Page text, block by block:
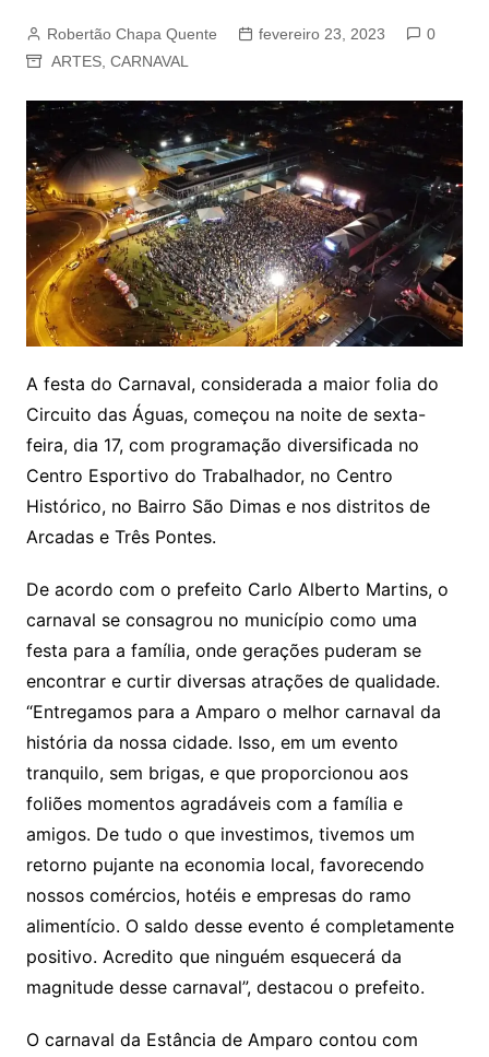
Robertão Chapa Quente fevereiro 23, 2023
0
ARTES, CARNAVAL
A festa do Carnaval, considerada a maior folia do
Circuito das Águas, começou na noite de sexta-
feira, dia 17, com programação diversificada no
Centro Esportivo do Trabalhador, no Centro
Histórico, no Bairro São Dimas e nos distritos de
Arcadas e Três Pontes.
De acordo com o prefeito Carlo Alberto Martins, o
carnaval se consagrou no município como uma
festa para a família, onde gerações puderam se
encontrar e curtir diversas atrações de qualidade.
“Entregamos para a Amparo o melhor carnaval da
história da nossa cidade. Isso, em um evento
tranquilo, sem brigas, e que proporcionou aos
foliões momentos agradáveis com a família e
amigos. De tudo o que investimos, tivemos um
retorno pujante na economia local, favorecendo
nossos comércios, hotéis e empresas do ramo
alimentício. O saldo desse evento é completamente
positivo. Acredito que ninguém esquecerá da
magnitude desse carnaval”, destacou o prefeito.
O carnaval da Estância de Amparo contou com